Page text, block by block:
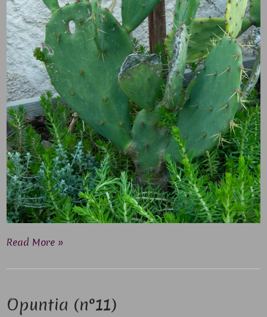
Read More »
Opuntia (n°11)